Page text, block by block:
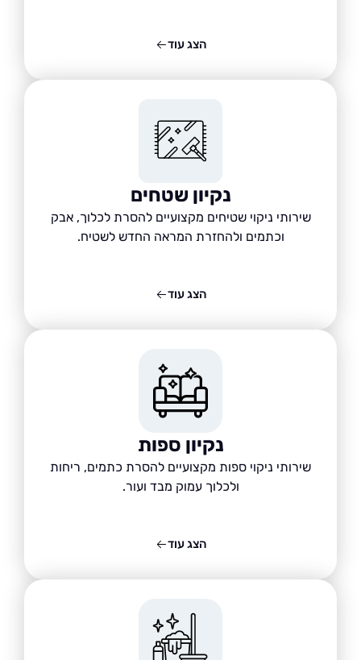
נקיון שטחים
שירותי ניקוי שטיחים מקצועיים להסרת לכלוך, אבק
וכתמים ולהחזרת המראה החדש לשטיח.
נקיון ספות
שירותי ניקוי ספות מקצועיים להסרת כתמים, ריחות
ולכלוך עמוק מבד ועור.